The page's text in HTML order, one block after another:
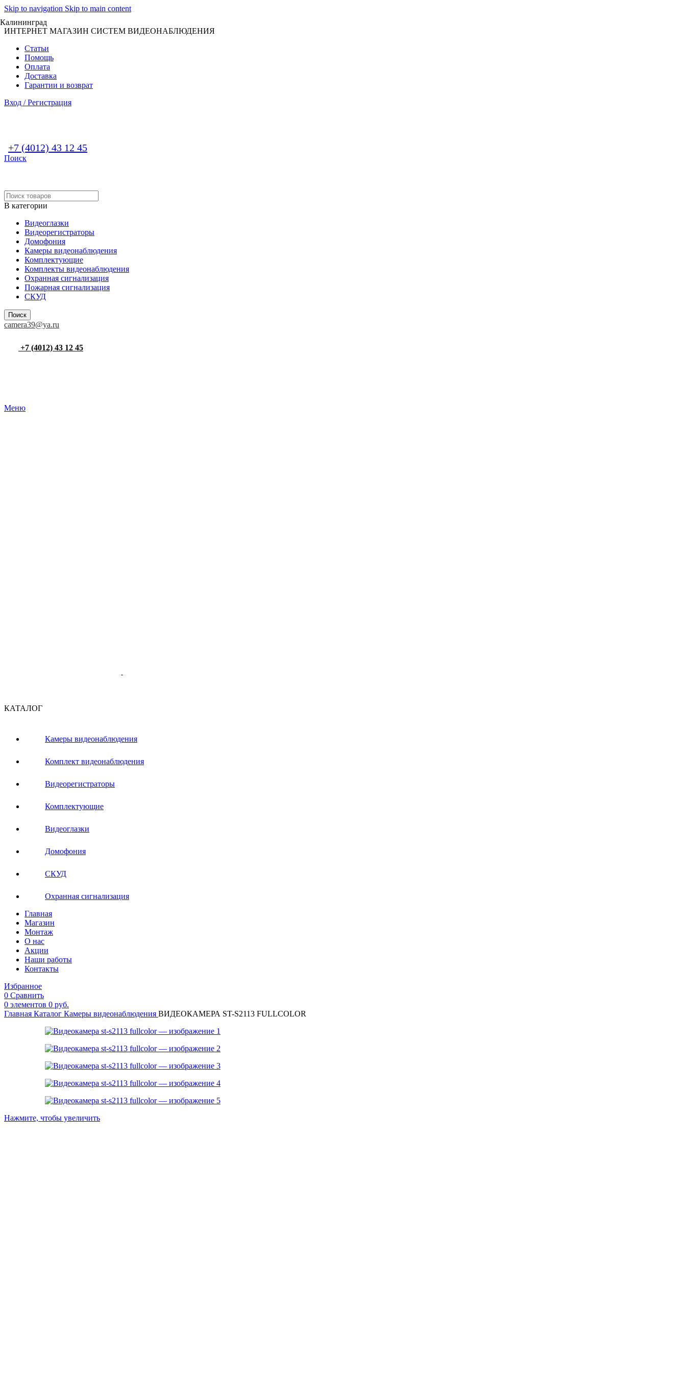
Skip to navigation Skip to main content
Калининград
ИНТЕРНЕТ МАГАЗИН СИСТЕМ ВИДЕОНАБЛЮДЕНИЯ
Статьи
Помощь
Оплата
Доставка
Гарантии и возврат
Вход / Регистрация
+7 (4012) 43 12 45
Поиск
В категории
Видеоглазки
Видеорегистраторы
Домофония
Камеры видеонаблюдения
Комплектующие
Комплекты видеонаблюдения
Охранная сигнализация
Пожарная сигнализация
СКУД
Поиск
camera39@ya.ru
+7 (4012) 43 12 45
Меню
КАТАЛОГ
Камеры видеонаблюдения
Комплект видеонаблюдения
Видеорегистраторы
Комплектующие
Видеоглазки
Домофония
СКУД
Охранная сигнализация
Главная
Магазин
Монтаж
О нас
Акции
Наши работы
Контакты
Избранное
0 Сравнить
0 элементов 0 руб.
Главная Каталог Камеры видеонаблюдения ВИДЕОКАМЕРА ST-S2113 FULLCOLOR
Нажмите, чтобы увеличить